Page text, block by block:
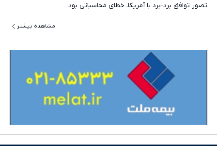
تصور توافق برد-برد با آمریکا، خطای محاسباتی بود
مشاهده بیشتر